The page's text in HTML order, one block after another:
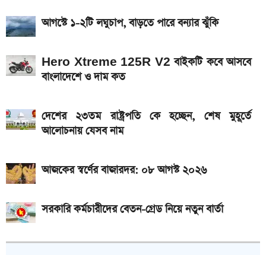
২০২৬ সালের প্রথম পূর্ণগ্রাস সূর্যগ্রহণ কবে, কোথা থেকে দেখা
যাবে
আগস্টে ১-২টি লঘুচাপ, বাড়তে পারে বন্যার ঝুঁকি
Hero Xtreme 125R V2 বাইকটি কবে আসবে
বাংলাদেশে ও দাম কত
দেশের ২৩তম রাষ্ট্রপতি কে হচ্ছেন, শেষ মুহূর্তে
আলোচনায় যেসব নাম
আজকের স্বর্ণের বাজারদর: ০৮ আগস্ট ২০২৬
সরকারি কর্মচারীদের বেতন-গ্রেড নিয়ে নতুন বার্তা